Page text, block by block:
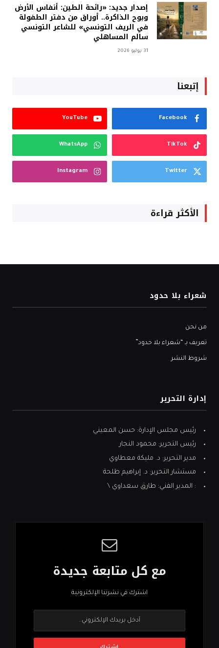
إصدار جديد: «رائحة الطين: أنفاس الأرض
وبوح الذاكرة.. أوراق من دفتر الطفولة
في الريف التونسي» للشاعر التونسي
سالم المساهلي
31 يوليو 2026
إتبعنا
Facebook
YouTube
TikTok
WhatsApp
Twitter
Instagram
الأكثر قراءة
شعراء بلا حدود
من نحن
تعريف بـ “شعراء بلا حدود”
شروط النشر
إدارة التحرير
رئيس مجلس الإدارة: حسن المعيني
رئيس التحرير: محمود النجار
مدير التحرير: د. مليكة معطاوي
مستشار التحرير: د. إبراهيم طلحة
: المدير الفني: طارق سعداوي \
مع كل متابعة جديدة
اشترك في نشرتنا الإلكترونية